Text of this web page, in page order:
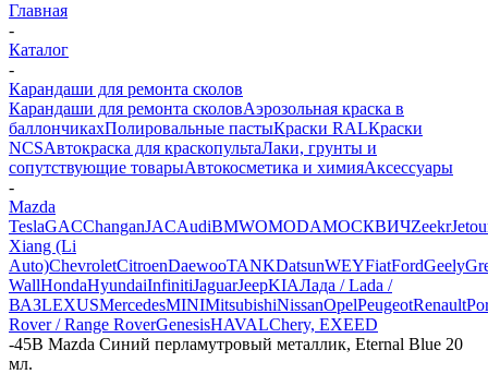
Главная
-
Каталог
-
Карандаши для ремонта сколов
Карандаши для ремонта сколовАэрозольная краска в
баллончикахПолировальные пастыКраски RALКраски
NCSАвтокраска для краскопультаЛаки, грунты и
сопутствующие товарыАвтокосметика и химияАксессуары
-
Mazda
TeslaGACChanganJACAudiBMWOMODAМОСКВИЧZeekr
Xiang (Li
Auto)ChevroletCitroenDaewooTANKDatsunWEYFiatFordGeely
WallHondaHyundaiInfinitiJaguarJeepKIAЛада / Lada /
ВАЗLEXUSMercedesMINIMitsubishiNissanOpelPeugeotRenault
Rover / Range RoverGenesisHAVALChery, EXEED
-45B Mazda Синий перламутровый металлик, Eternal Blue 20
мл.